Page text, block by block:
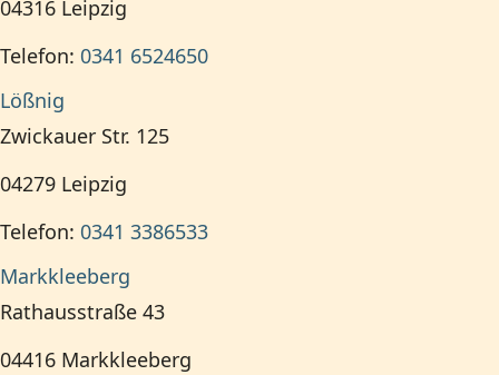
04316 Leipzig
Telefon: 0341 6524650
Lößnig
Zwickauer Str. 125
04279 Leipzig
Telefon: 0341 3386533
Markkleeberg
Rathausstraße 43
04416 Markkleeberg